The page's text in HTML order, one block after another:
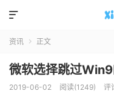

资讯  正文
微软选择跳过Win9
2019-06-02 阅读(1249) 评